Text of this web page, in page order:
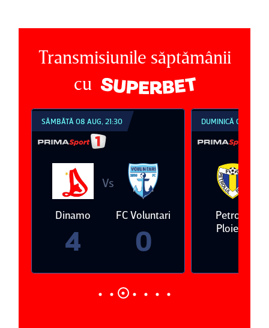
Transmisiunile săptămânii
cu
SÂMBĂTĂ 08 AUG, 21:30
Dinamo
4
Vs
FC Voluntari
0
DUMINICĂ 09 AUG,
Petrolul
Ploieşti